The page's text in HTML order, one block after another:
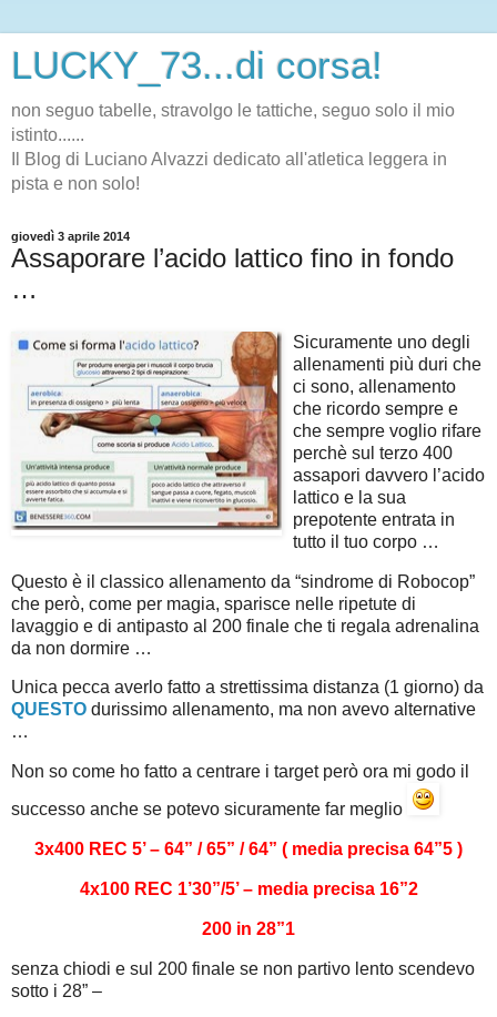
LUCKY_73...di corsa!
non seguo tabelle, stravolgo le tattiche, seguo solo il mio
istinto......
Il Blog di Luciano Alvazzi dedicato all'atletica leggera in
pista e non solo!
giovedì 3 aprile 2014
Assaporare l’acido lattico fino in fondo
…
Sicuramente uno degli
allenamenti più duri che
ci sono, allenamento
che ricordo sempre e
che sempre voglio rifare
perchè sul terzo 400
assapori davvero l’acido
lattico e la sua
prepotente entrata in
tutto il tuo corpo …
Questo è il classico allenamento da “sindrome di Robocop”
che però, come per magia, sparisce nelle ripetute di
lavaggio e di antipasto al 200 finale che ti regala adrenalina
da non dormire …
Unica pecca averlo fatto a strettissima distanza (1 giorno) da
QUESTO durissimo allenamento, ma non avevo alternative
…
Non so come ho fatto a centrare i target però ora mi godo il
successo anche se potevo sicuramente far meglio
3x400 REC 5’ – 64” / 65” / 64” ( media precisa 64”5 )
4x100 REC 1’30”/5’ – media precisa 16”2
200 in 28”1
senza chiodi e sul 200 finale se non partivo lento scendevo
sotto i 28” –